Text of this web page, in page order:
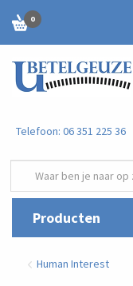
0
Telefoon: 06 351 225 36
Producten
Human Interest